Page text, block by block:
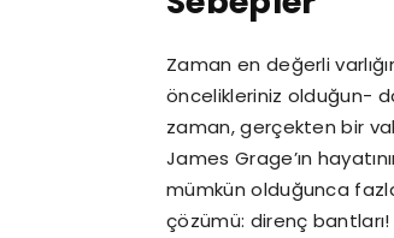
Zaman en değerli
öncelikleriniz olduğun-
zaman, gerçekten bir
James Grage’ın
mümkün olduğunca
çözümü: direnç